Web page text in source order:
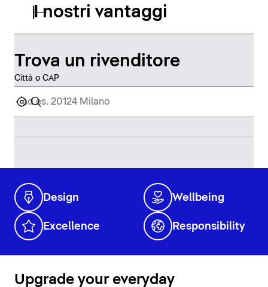
I nostri vantaggi
Trova un rivenditore
Città o CAP
Design Wellbeing
Excellence Responsibility
Upgrade your everyday